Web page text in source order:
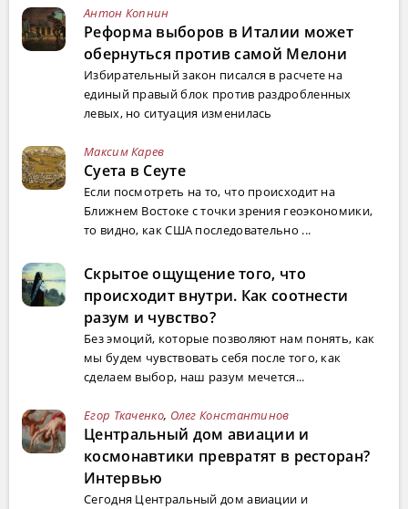
Антон Копнин
Реформа выборов в Италии может
обернуться против самой Мелони
Избирательный закон писался в расчете на
единый правый блок против раздробленных
левых, но ситуация изменилась
Максим Карев
Суета в Сеуте
Если посмотреть на то, что происходит на
Ближнем Востоке с точки зрения геоэкономики,
то видно, как США последовательно ...
Скрытое ощущение того, что
происходит внутри. Как соотнести
разум и чувство?
Без эмоций, которые позволяют нам понять, как
мы будем чувствовать себя после того, как
сделаем выбор, наш разум мечется...
Егор Ткаченко, Олег Константинов
Центральный дом авиации и
космонавтики превратят в ресторан?
Интервью
Сегодня Центральный дом авиации и